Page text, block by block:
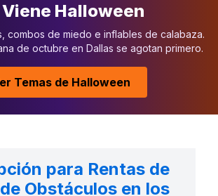
Viene Halloween
combos de miedo e inflables de calabaza.
de octubre en Dallas se agotan primero.
Temas de Halloween
para Rentas de
Obstáculos en los